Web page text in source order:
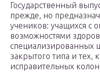
Государственный
прежде, но
учеников: учащихся с
возможностями
специализированных
закрытого типа и тех,
исправительных